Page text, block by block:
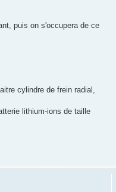
puis on s'occupera de ce
cylindre de frein radial,
lithium-ions de taille